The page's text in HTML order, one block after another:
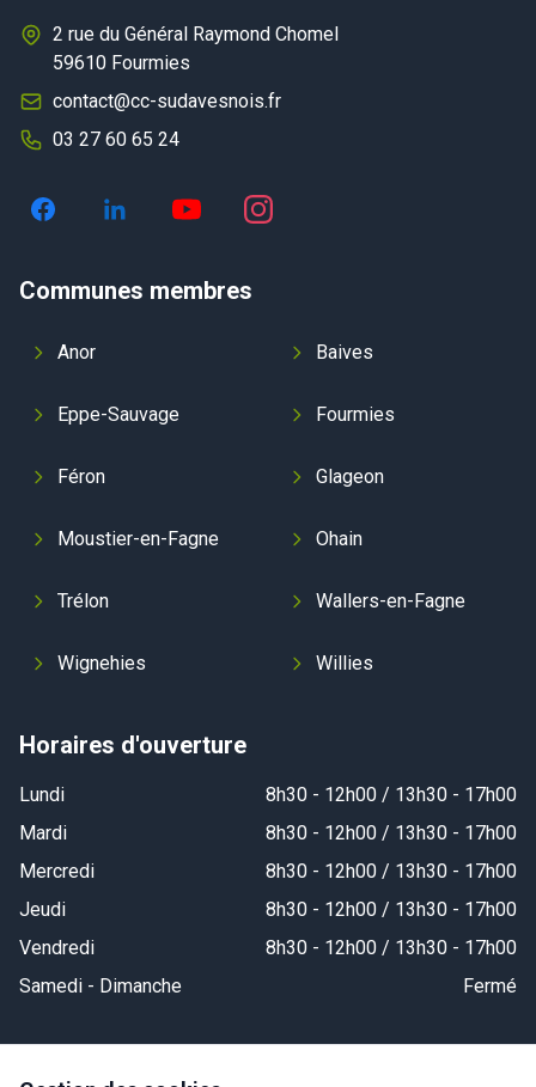
2 rue du Général Raymond Chomel
59610 Fourmies
contact@cc-sudavesnois.fr
03 27 60 65 24
Communes membres
Anor Baives
Eppe-Sauvage Fourmies
Féron Glageon
Moustier-en-Fagne Ohain
Trélon Wallers-en-Fagne
Wignehies Willies
Horaires d'ouverture
Lundi
8h30 - 12h00 / 13h30 - 17h00
Mardi
8h30 - 12h00 / 13h30 - 17h00
Mercredi
8h30 - 12h00 / 13h30 - 17h00
Jeudi
8h30 - 12h00 / 13h30 - 17h00
Vendredi
8h30 - 12h00 / 13h30 - 17h00
Samedi - Dimanche
Fermé